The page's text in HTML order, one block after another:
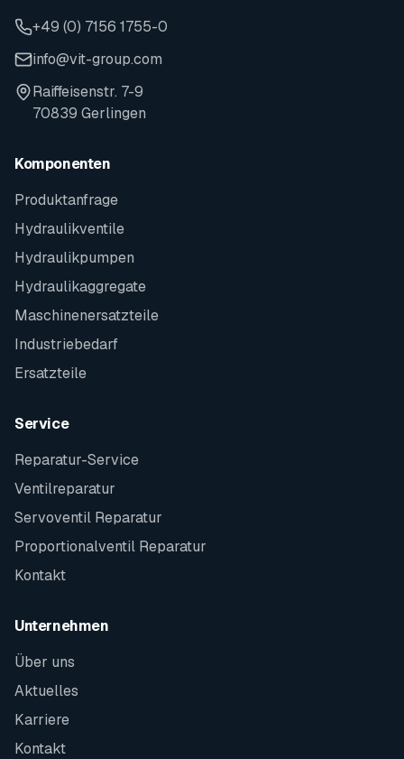
+49 (0) 7156 1755-0
info@vit-group.com
Raiffeisenstr. 7-9
70839 Gerlingen
Komponenten
Produktanfrage
Hydraulikventile
Hydraulikpumpen
Hydraulikaggregate
Maschinenersatzteile
Industriebedarf
Ersatzteile
Service
Reparatur-Service
Ventilreparatur
Servoventil Reparatur
Proportionalventil Reparatur
Kontakt
Unternehmen
Über uns
Aktuelles
Karriere
Kontakt